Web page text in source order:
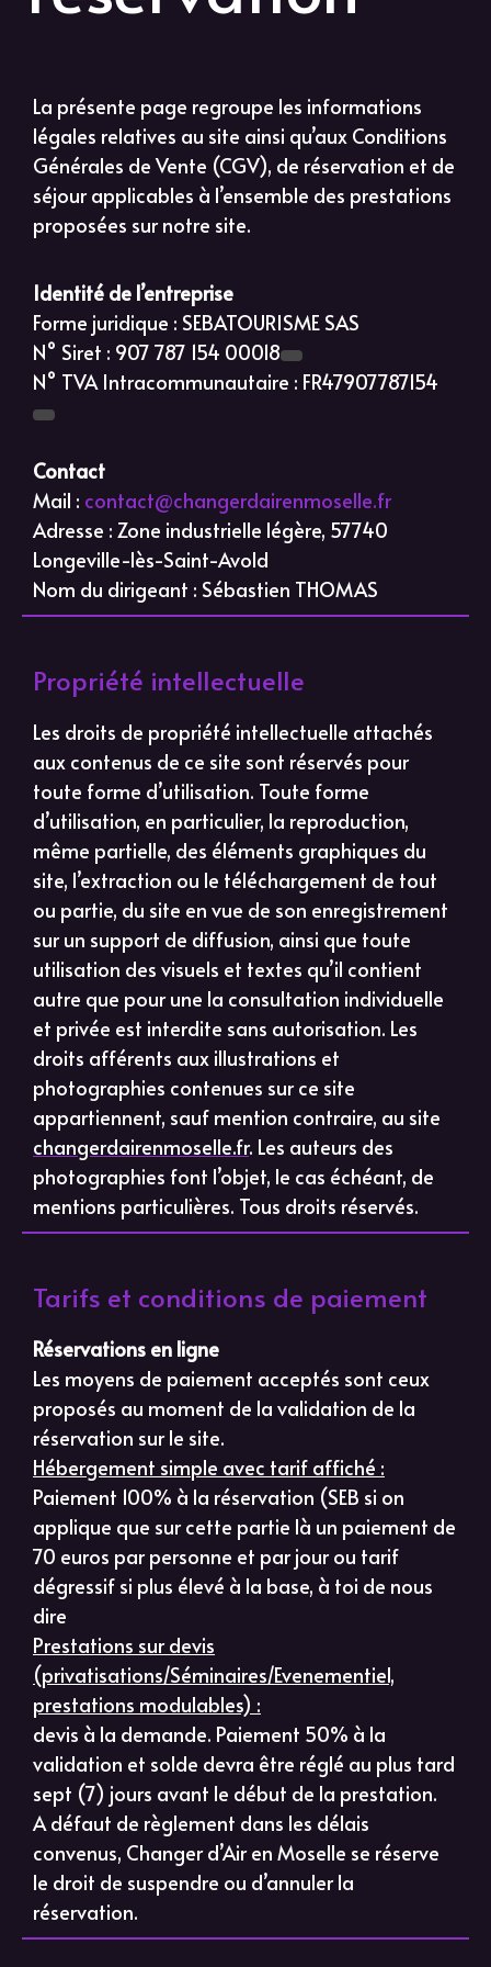
La présente page regroupe les informations
légales relatives au site ainsi qu’aux Conditions
Générales de Vente (CGV), de réservation et de
séjour applicables à l’ensemble des prestations
proposées sur notre site.
Identité de l’entreprise
Forme juridique : SEBATOURISME SAS
N° Siret : 907 787 154 00018
N° TVA Intracommunautaire : FR47907787154
Contact
Mail : contact@changerdairenmoselle.fr
Adresse : Zone industrielle légère, 57740
Longeville-lès-Saint-Avold
Nom du dirigeant : Sébastien THOMAS
Propriété intellectuelle
Les droits de propriété intellectuelle attachés
aux contenus de ce site sont réservés pour
toute forme d’utilisation. Toute forme
d’utilisation, en particulier, la reproduction,
même partielle, des éléments graphiques du
site, l’extraction ou le téléchargement de tout
ou partie, du site en vue de son enregistrement
sur un support de diffusion, ainsi que toute
utilisation des visuels et textes qu’il contient
autre que pour une la consultation individuelle
et privée est interdite sans autorisation. Les
droits afférents aux illustrations et
photographies contenues sur ce site
appartiennent, sauf mention contraire, au site
changerdairenmoselle.fr. Les auteurs des
photographies font l’objet, le cas échéant, de
mentions particulières. Tous droits réservés.
Tarifs et conditions de paiement
Réservations en ligne
Les moyens de paiement acceptés sont ceux
proposés au moment de la validation de la
réservation sur le site.
Hébergement simple avec tarif affiché :
Paiement 100% à la réservation (SEB si on
applique que sur cette partie là un paiement de
70 euros par personne et par jour ou tarif
dégressif si plus élevé à la base, à toi de nous
dire
Prestations sur devis
(privatisations/Séminaires/Evenementiel,
prestations modulables) :
devis à la demande. Paiement 50% à la
validation et solde devra être réglé au plus tard
sept (7) jours avant le début de la prestation.
A défaut de règlement dans les délais
convenus, Changer d’Air en Moselle se réserve
le droit de suspendre ou d’annuler la
réservation.